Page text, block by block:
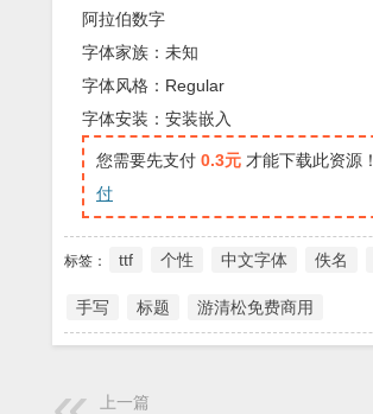
阿拉伯数字
字体家族：未知
字体风格：Regular
字体安装：安装嵌入
您需要先支付 0.3元 才能下载此资源！
付
标签： ttf 个性 中文字体 佚名
手写 标题 游清松免费商用
上一篇